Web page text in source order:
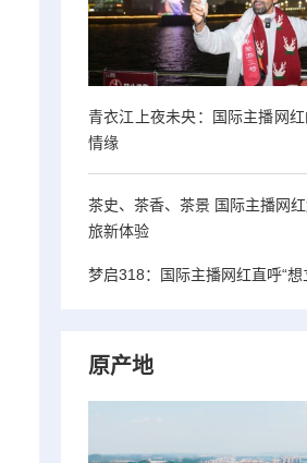
青衣江上夜未央：国际主播网
情缘
茶史、茶香、茶景 国际主播网
旅新体验
梦启318：国际主播网红直呼“想
原产地